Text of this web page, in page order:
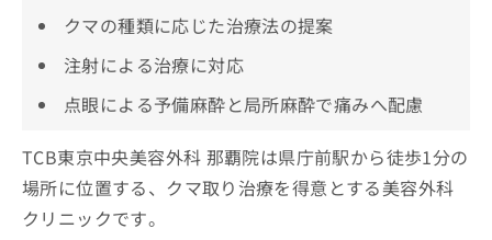
クマの種類に応じた治療法の提案
注射による治療に対応
点眼による予備麻酔と局所麻酔で痛みへ配慮
TCB東京中央美容外科 那覇院は県庁前駅から徒歩1分の
場所に位置する、クマ取り治療を得意とする美容外科
クリニックです。